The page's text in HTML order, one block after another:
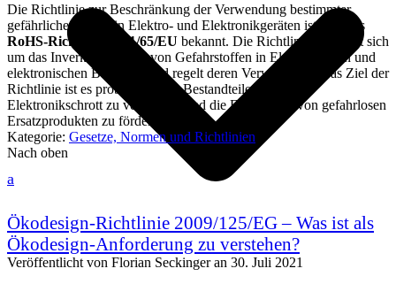
Die Richtlinie zur Beschränkung der Verwendung bestimmter
gefährlicher Stoffe in Elektro- und Elektronikgeräten ist auch als
RoHS-Richtlinie
2011/65/EU bekannt. Die Richtlinie kümmert sich
um das Inverkehrbringen von Gefahrstoffen in Elektrogeräten und
elektronischen Bauteilen und regelt deren Verwendung. Das Ziel der
Richtlinie ist es problematische Bestandteile aus dem
Elektronikschrott zu verbannen und die Einführung von gefahrlosen
Ersatzprodukten zu fördern.
Kategorie: Gesetze, Normen und Richtlinien
Nach oben
a
Ökodesign-Richtlinie 2009/125/EG – Was ist als
Ökodesign-Anforderung zu verstehen?
Veröffentlicht von Florian Seckingeran 30. Juli 2021